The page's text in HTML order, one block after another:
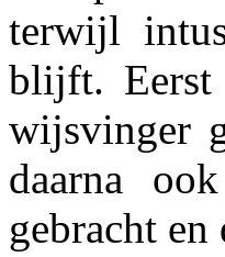
terwijl
blijft. Eerst
wijsvinger
daarna
gebracht en